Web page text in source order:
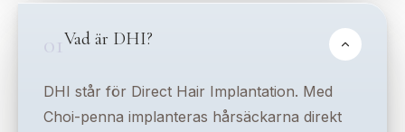
01Vad är DHI?
DHI står för Direct Hair Implantation. Med
Choi-penna implanteras hårsäckarna direkt